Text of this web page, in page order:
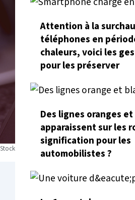
Attention à la
téléphones en
chaleurs, voici les
pour les préserver
Des lignes oranges
apparaissent sur les
signification pour les
automobilistes ?